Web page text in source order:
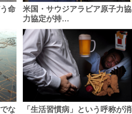
命
米国・サウジアラビア原子力協
力協定が持…
な
「生活習慣病」という呼称が消